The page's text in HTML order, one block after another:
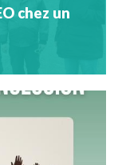
chez un